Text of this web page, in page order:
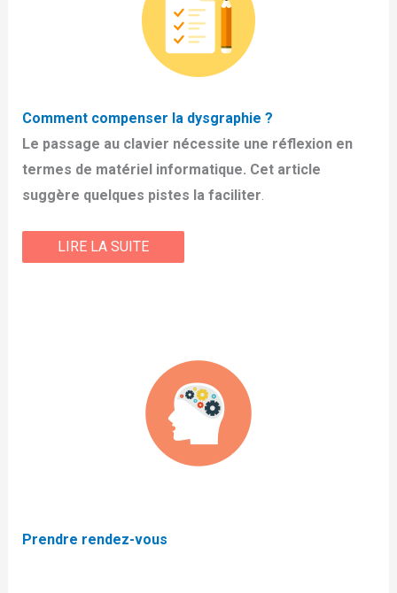
Comment compenser la dysgraphie ?
Le passage au clavier nécessite une réflexion en
termes de matériel informatique. Cet article
suggère quelques pistes la faciliter.
LIRE LA SUITE
Prendre rendez-vous